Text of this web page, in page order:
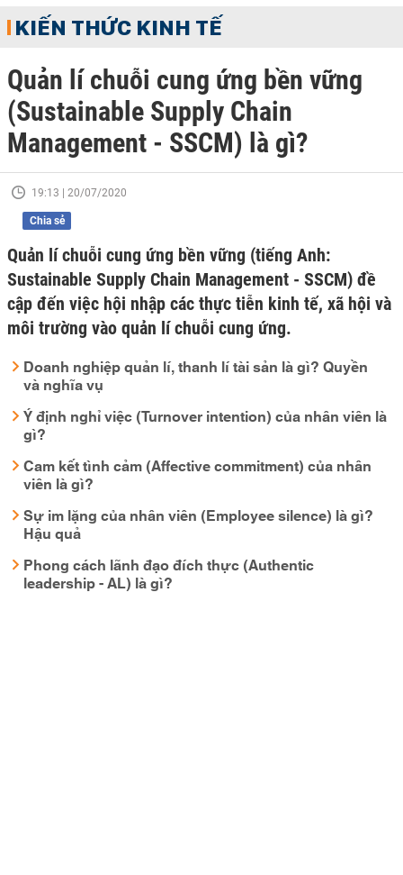
KIẾN THỨC KINH TẾ
Quản lí chuỗi cung ứng bền vững
(Sustainable Supply Chain
Management - SSCM) là gì?
19:13 | 20/07/2020
Chia sẻ
Quản lí chuỗi cung ứng bền vững (tiếng Anh:
Sustainable Supply Chain Management - SSCM) đề
cập đến việc hội nhập các thực tiễn kinh tế, xã hội và
môi trường vào quản lí chuỗi cung ứng.
Doanh nghiệp quản lí, thanh lí tài sản là gì? Quyền
và nghĩa vụ
Ý định nghỉ việc (Turnover intention) của nhân viên là
gì?
Cam kết tình cảm (Affective commitment) của nhân
viên là gì?
Sự im lặng của nhân viên (Employee silence) là gì?
Hậu quả
Phong cách lãnh đạo đích thực (Authentic
leadership - AL) là gì?